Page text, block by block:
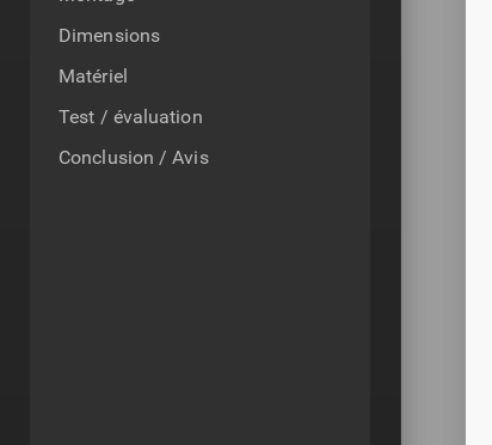
Dimensions
Matériel
Test / évaluation
Conclusion / Avis